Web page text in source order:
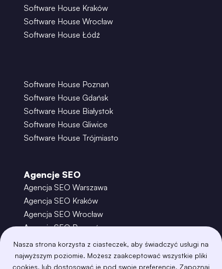
Nasza strona korzysta z ciasteczek, aby świadczyć usługi na
najwyższym poziomie. Możesz zaakceptować wszystkie pliki
cookies, lub dostosować je pod swoje preferencje. Zapoznaj
Software House Kraków
Software House Wrocław
Software House Łódź
Software House Poznań
Software House Gdańsk
Software House Białystok
Software House Gliwice
Software House Trójmiasto
Agencje SEO
Agencja SEO Warszawa
Agencja SEO Kraków
Agencja SEO Wrocław
Agencja SEO Poznań
Agencja SEO Gdańsk
Agencja SEO Toruń